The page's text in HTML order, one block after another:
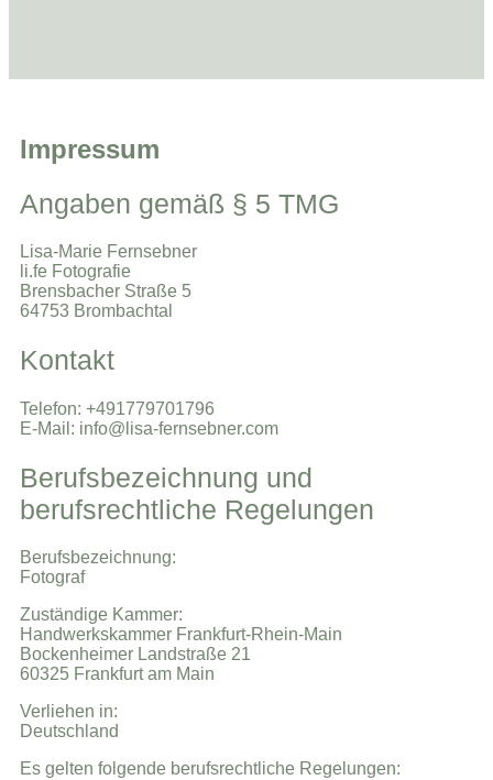
Impressum
Angaben gemäß § 5 TMG
Lisa-Marie Fernsebner
li.fe Fotografie
Brensbacher Straße 5
64753 Brombachtal
Kontakt
Telefon: +491779701796
E-Mail: info@lisa-fernsebner.com
Berufsbezeichnung und
berufsrechtliche Regelungen
Berufsbezeichnung:
Fotograf
Zuständige Kammer:
Handwerkskammer Frankfurt-Rhein-Main
Bockenheimer Landstraße 21
60325 Frankfurt am Main
Verliehen in:
Deutschland
Es gelten folgende berufsrechtliche Regelungen: